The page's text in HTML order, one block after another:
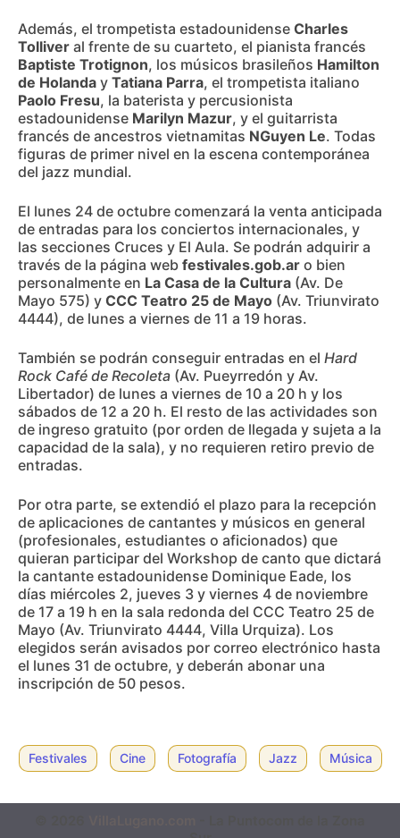
Además, el trompetista estadounidense Charles
Tolliver al frente de su cuarteto, el pianista francés
Baptiste Trotignon, los músicos brasileños Hamilton
de Holanda y Tatiana Parra, el trompetista italiano
Paolo Fresu, la baterista y percusionista
estadounidense Marilyn Mazur, y el guitarrista
francés de ancestros vietnamitas NGuyen Le. Todas
figuras de primer nivel en la escena contemporánea
del jazz mundial.
El lunes 24 de octubre comenzará la venta anticipada
de entradas para los conciertos internacionales, y
las secciones Cruces y El Aula. Se podrán adquirir a
través de la página web festivales.gob.ar o bien
personalmente en La Casa de la Cultura (Av. De
Mayo 575) y CCC Teatro 25 de Mayo (Av. Triunvirato
4444), de lunes a viernes de 11 a 19 horas.
También se podrán conseguir entradas en el Hard
Rock Café de Recoleta (Av. Pueyrredón y Av.
Libertador) de lunes a viernes de 10 a 20 h y los
sábados de 12 a 20 h. El resto de las actividades son
de ingreso gratuito (por orden de llegada y sujeta a la
capacidad de la sala), y no requieren retiro previo de
entradas.
Por otra parte, se extendió el plazo para la recepción
de aplicaciones de cantantes y músicos en general
(profesionales, estudiantes o aficionados) que
quieran participar del Workshop de canto que dictará
la cantante estadounidense Dominique Eade, los
días miércoles 2, jueves 3 y viernes 4 de noviembre
de 17 a 19 h en la sala redonda del CCC Teatro 25 de
Mayo (Av. Triunvirato 4444, Villa Urquiza). Los
elegidos serán avisados por correo electrónico hasta
el lunes 31 de octubre, y deberán abonar una
inscripción de 50 pesos.
Festivales Cine Fotografía Jazz Música